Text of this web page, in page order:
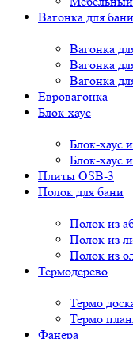
Вагонка для бани
Вагонка
Вагонка
Вагонка
Евровагонка
Блок-хаус
Блок-хаус
Блок-хаус
Плиты OSB-3
Полок для бани
Полок из
Полок из
Полок из
Термодерево
Термо
Термо
Фанера